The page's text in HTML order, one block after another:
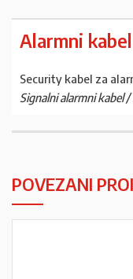
Alarmni
Security kabel za
Signalni alarmni kabel
POVEZANI